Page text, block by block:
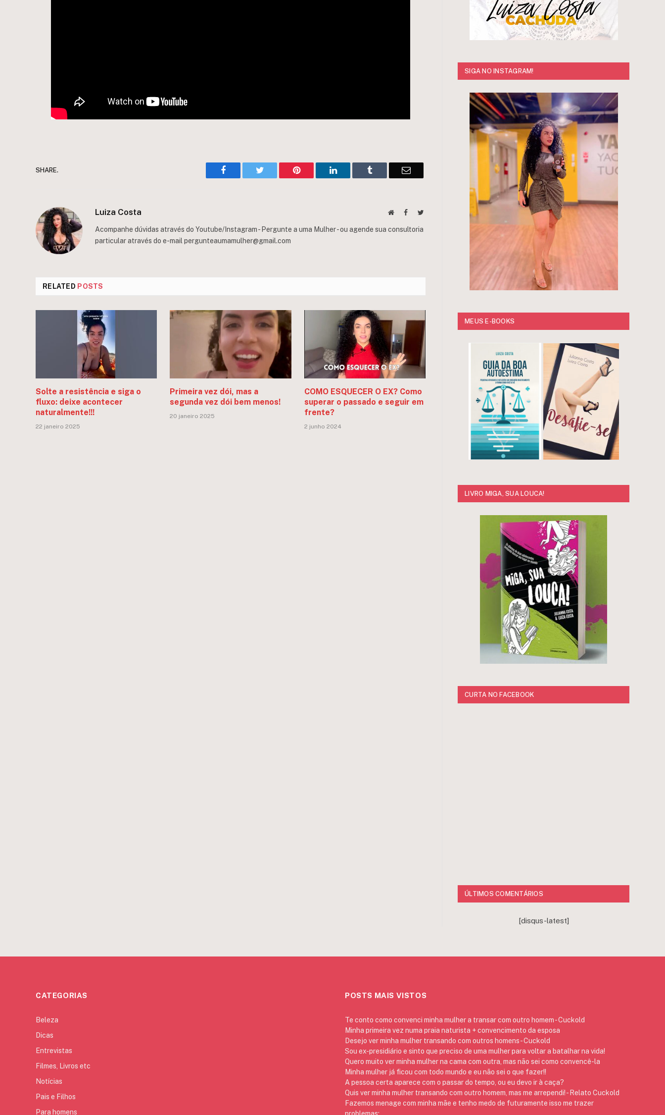
SHARE. Facebook Twitter Pinterest LinkedIn Tumblr Email
Luiza Costa WebsiteFacebookTwitter
Acompanhe dúvidas através do Youtube/Instagram - Pergunte a uma Mulher - ou agende sua consultoria
particular através do e-mail pergunteaumamulher@gmail.com
RELATED POSTS
Solte a resistência e siga o
fluxo: deixe acontecer
naturalmente!!!
22 janeiro 2025
Primeira vez dói, mas a
segunda vez dói bem menos!
20 janeiro 2025
COMO ESQUECER O EX? Como
superar o passado e seguir em
frente?
2 junho 2024
SIGA NO INSTAGRAM!
MEUS E-BOOKS
LIVRO MIGA, SUA LOUCA!
CURTA NO FACEBOOK
ÚLTIMOS COMENTÁRIOS
[disqus-latest]
CATEGORIAS
Beleza
Dicas
Entrevistas
Filmes, Livros etc
Notícias
Pais e Filhos
Para homens
POSTS MAIS VISTOS
Te conto como convenci minha mulher a transar com outro homem - Cuckold
Minha primeira vez numa praia naturista + convencimento da esposa
Desejo ver minha mulher transando com outros homens - Cuckold
Sou ex-presidiário e sinto que preciso de uma mulher para voltar a batalhar na vida!
Quero muito ver minha mulher na cama com outra, mas não sei como convencê-la
Minha mulher já ficou com todo mundo e eu não sei o que fazer!!
A pessoa certa aparece com o passar do tempo, ou eu devo ir à caça?
Quis ver minha mulher transando com outro homem, mas me arrependi! - Relato Cuckold
Fazemos menage com minha mãe e tenho medo de futuramente isso me trazer
problemas: